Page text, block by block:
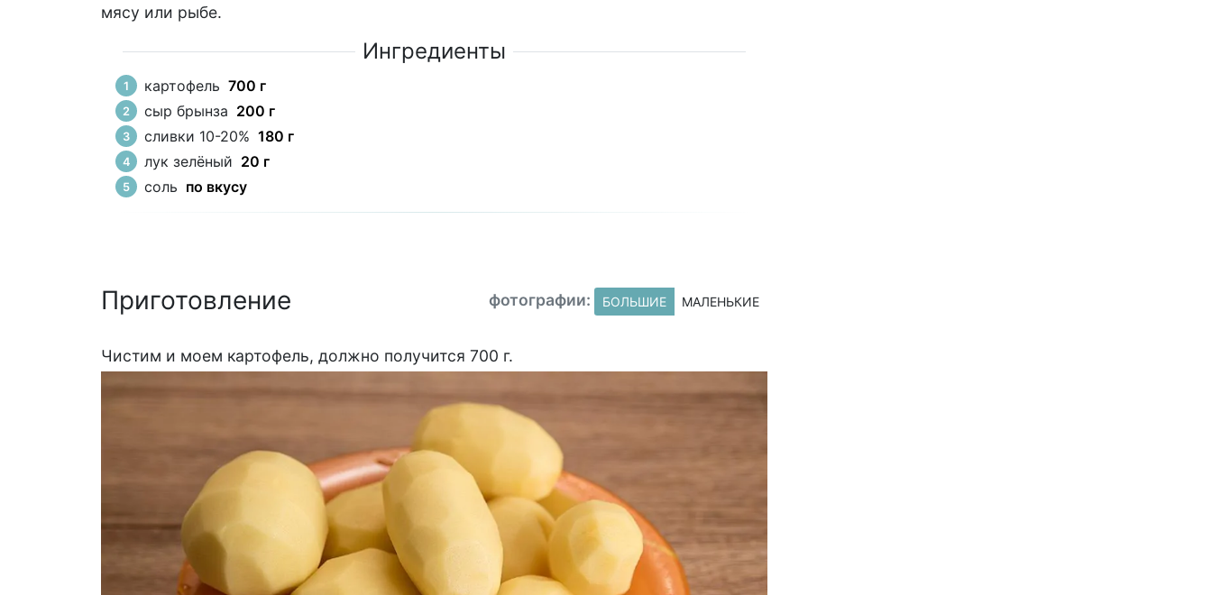
мясу или рыбе.
Ингредиенты
картофель 700 г
сыр брынза 200 г
сливки 10-20% 180 г
лук зелёный 20 г
соль по вкусу
Приготовление фотографии: БОЛЬШИЕ МАЛЕНЬКИЕ
Чистим и моем картофель, должно получится 700 г.